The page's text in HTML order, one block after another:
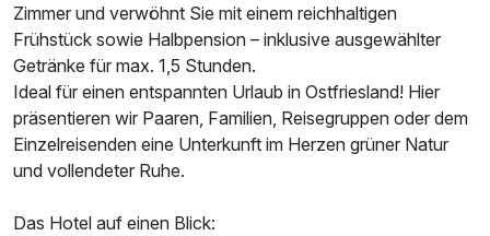
Zimmer und verwöhnt Sie mit einem reichhaltigen
Frühstück sowie Halbpension – inklusive ausgewählter
Getränke für max. 1,5 Stunden.
Ideal für einen entspannten Urlaub in Ostfriesland! Hier
präsentieren wir Paaren, Familien, Reisegruppen oder dem
Einzelreisenden eine Unterkunft im Herzen grüner Natur
und vollendeter Ruhe.
Das Hotel auf einen Blick: